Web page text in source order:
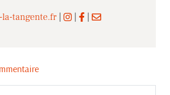
la-tangente.fr